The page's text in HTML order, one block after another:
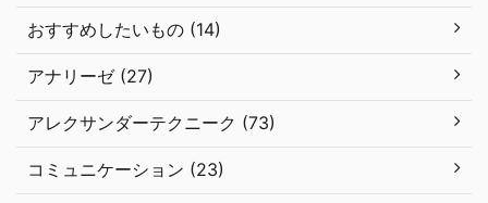
おすすめしたいもの (14)
アナリーゼ (27)
アレクサンダーテクニーク (73)
コミュニケーション (23)